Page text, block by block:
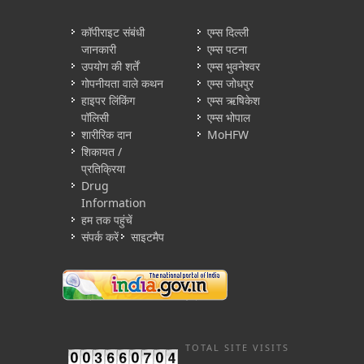
कॉपीराइट संबंधी
जानकारी
उपयोग की शर्तें
गोपनीयता वाले कथन
हाइपर लिंकिंग
पॉलिसी
शारीरिक दान
शिकायत /
प्रतिक्रिया
Drug
Information
हम तक पहुंचें
संपर्क करें
साइटमैप
एम्स दिल्ली
एम्स पटना
एम्स भुवनेश्वर
एम्स जोधपुर
एम्स ऋषिकेश
एम्स भोपाल
MoHFW
TOTAL SITE VISITS